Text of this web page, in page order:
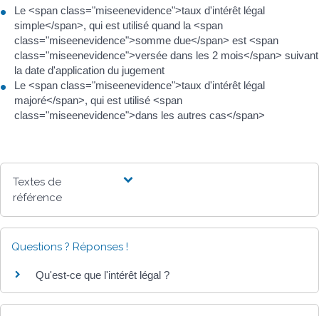
Le <span class="miseenevidence">taux d'intérêt légal
simple</span>, qui est utilisé quand la <span
class="miseenevidence">somme due</span> est <span
class="miseenevidence">versée dans les 2 mois</span> suivant
la date d'application du jugement
Le <span class="miseenevidence">taux d'intérêt légal
majoré</span>, qui est utilisé <span
class="miseenevidence">dans les autres cas</span>
Textes de
référence
Questions ? Réponses !
Qu'est-ce que l'intérêt légal ?